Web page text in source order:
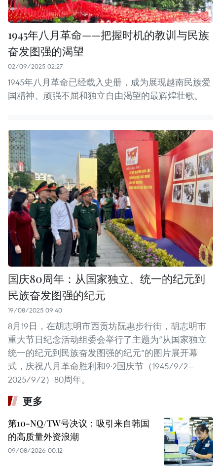
1945年八月革命——把握时机的教训与民族
奋发图强的渴望
02/09/2025 02:27
1945年八月革命已经载入史册，成为展现越南民族爱
国精神、顽强不屈和独立自由渴望的最辉煌壮歌。
国庆80周年：从国家独立、统一的纪元到
民族奋发图强的纪元
19/08/2025 09:40
8月19日，在胡志明市西贡坊阮惠步行街，胡志明市
重大节日纪念活动组委会举行了主题为“从国家独立
统一的纪元到民族奋发图强的纪元”的图片展开幕
式，庆祝八月革命胜利和9·2国庆节（1945/9/2—
2025/9/2）80周年。
更多
第10-NQ/TW号决议：吸引来自韩国
的高质量外资浪潮
09/08/2026 00:12